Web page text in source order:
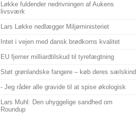
Løkke fuldender nedrivningen af Aukens
livsværk
Lars Løkke nedlægger Miljøministeriet
Intet i vejen med dansk brødkorns kvalitet
EU fjerner milliardtilskud til tyrefægtning
Støt grønlandske fangere – køb deres sælskind
- Jeg råder alle gravide til at spise økologisk
Lars Muhl: Den uhyggelige sandhed om
Roundup